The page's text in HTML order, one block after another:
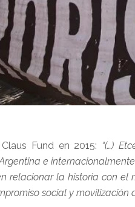
Fund en 2015: “(…)
e
relacionar la historia con
social y movilización